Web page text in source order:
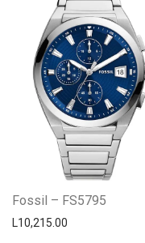
Fossil – FS5795
L10,215.00